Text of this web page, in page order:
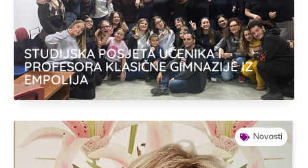
STUDIJSKA POSJETA UČENIKA I
PROFESORA KLASIČNE GIMNAZIJE IZ
EMPOLIJA
Novosti